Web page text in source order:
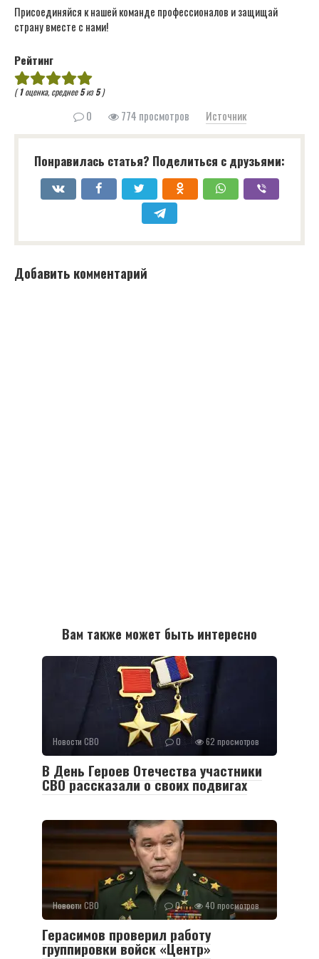
Присоединяйся к нашей команде профессионалов и защищай
страну вместе с нами!
Рейтинг
(1оценка, среднее5из5)
0 774 просмотров Источник
Понравилась статья? Поделиться с друзьями:
Добавить комментарий
Вам также может быть интересно
Новости СВО 0 62 просмотров
В День Героев Отечества участники
СВО рассказали о своих подвигах
Новости СВО 0 40 просмотров
Герасимов проверил работу
группировки войск «Центр»